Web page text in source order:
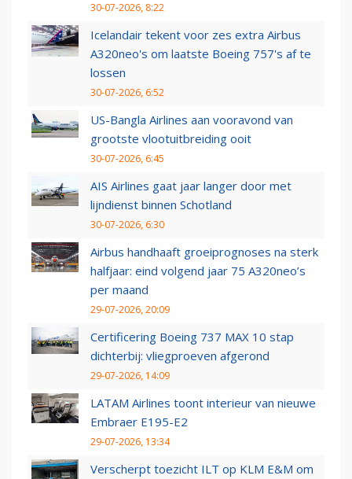
30-07-2026, 8:22
Icelandair tekent voor zes extra Airbus
A320neo's om laatste Boeing 757's af te
lossen
30-07-2026, 6:52
US-Bangla Airlines aan vooravond van
grootste vlootuitbreiding ooit
30-07-2026, 6:45
AIS Airlines gaat jaar langer door met
lijndienst binnen Schotland
30-07-2026, 6:30
Airbus handhaaft groeiprognoses na sterk
halfjaar: eind volgend jaar 75 A320neo’s
per maand
29-07-2026, 20:09
Certificering Boeing 737 MAX 10 stap
dichterbij: vliegproeven afgerond
29-07-2026, 14:09
LATAM Airlines toont interieur van nieuwe
Embraer E195-E2
29-07-2026, 13:34
Verscherpt toezicht ILT op KLM E&M om